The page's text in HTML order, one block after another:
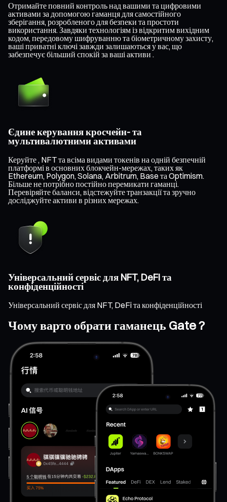
Отримайте повний контроль над вашими та цифровими
активами за допомогою гаманця для самостійного
зберігання, розробленого для безпеки та простоти
використання. Завдяки технологіям із відкритим вихідним
кодом, передовому шифруванню та біометричному захисту,
ваші приватні ключі завжди залишаються у вас, що
забезпечує більший спокій за ваші активи .
Єдине керування кросчейн- та
мультивалютними активами
Керуйте , NFT та всіма видами токенів на одній безпечній
платформі в основних блокчейн-мережах, таких як
Ethereum, Polygon, Solana, Arbitrum, Base та Optimism.
Більше не потрібно постійно перемикати гаманці.
Перевіряйте баланси, відстежуйте транзакції та зручно
досліджуйте активи в різних мережах.
Універсальний сервіс для NFT, DeFi та
конфіденційності
Універсальний сервіс для NFT, DeFi та конфіденційності
Чому варто обрати гаманець Gate ?